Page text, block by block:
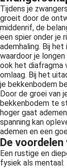
Tijdens je
groeit door de
middenrif, de
een spier onder je
ademhaling. Bij
waardoor je
ook het diafragma
omlaag. Bij het
je bekkenbodem
Door de groei van
bekkenbodem te
hoger gaat
spanning kan
ademen en een
De
Een rustige en
fysiek als mentaal:
te
de
Hierdoor
website-
van